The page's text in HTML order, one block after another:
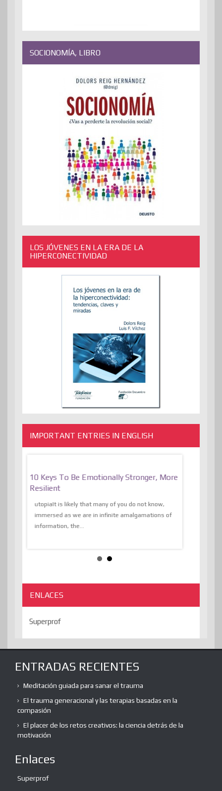
SOCIONOMÍA, LIBRO
LOS JÓVENES EN LA ERA DE LA
HIPERCONECTIVIDAD
IMPORTANT ENTRIES IN ENGLISH
10 Keys To Be Emotionally Stronger, More
Resilient
utopiaIt is likely that many of you do not know,
immersed as we are in infinite amalgamations of
information, the...
ENLACES
Superprof
ENTRADAS RECIENTES
Meditación guiada para sanar el trauma
El trauma generacional y las terapias basadas en la
compasión
El placer de los retos creativos: la ciencia detrás de la
motivación
Enlaces
Superprof